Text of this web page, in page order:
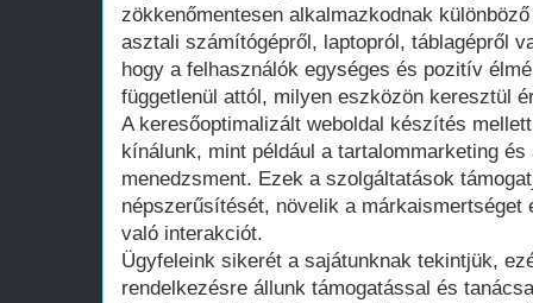
zökkenőmentesen alkalmazkodnak
asztali számítógépről, laptopról, táblagépről
hogy a felhasználók egységes és pozitív
függetlenül attól, milyen eszközön keresztül
A keresőoptimalizált weboldal készítés
kínálunk, mint például a tartalommarketing
menedzsment. Ezek a szolgáltatások
népszerűsítését, növelik a márkaismertséget
való interakciót.
Ügyfeleink sikerét a sajátunknak tekintjük,
rendelkezésre állunk támogatással és